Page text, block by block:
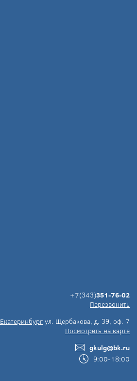
+7(343)351-76-02
Перезвонить
Екатеринбург ул. Щербакова, д. 39, оф. 7
Посмотреть на карте
gkulg@bk.ru
9:00-18:00